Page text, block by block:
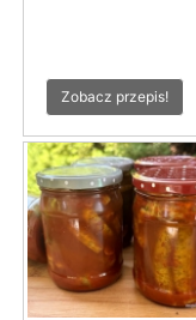
Zobacz przepis!